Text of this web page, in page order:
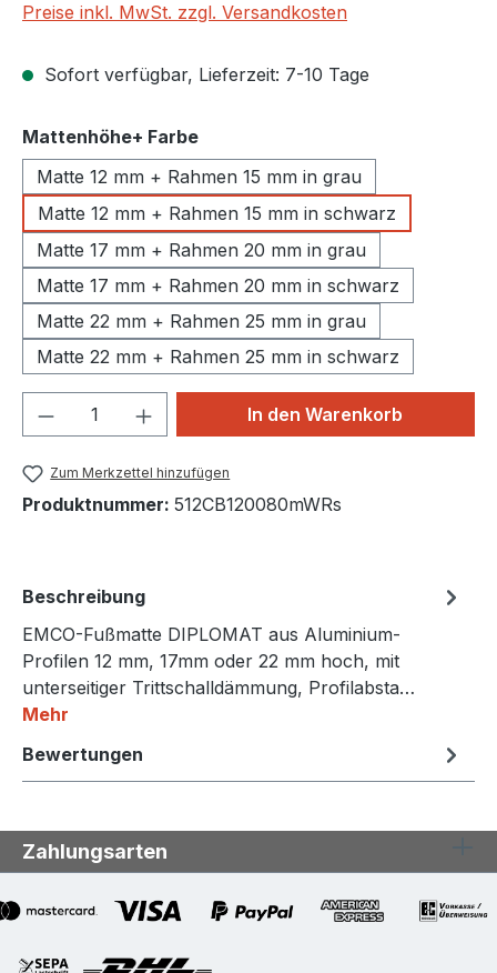
Preise inkl. MwSt. zzgl. Versandkosten
Sofort verfügbar, Lieferzeit: 7-10 Tage
Mattenhöhe+ Farbeauswählen
Matte 12 mm + Rahmen 15 mm in grau
Matte 12 mm + Rahmen 15 mm in schwarz
Matte 17 mm + Rahmen 20 mm in grau
Matte 17 mm + Rahmen 20 mm in schwarz
Matte 22 mm + Rahmen 25 mm in grau
Matte 22 mm + Rahmen 25 mm in schwarz
Produkt Anzahl: Gib denIn den Warenkorb
Zum Merkzettel hinzufügen
Produktnummer: 512CB120080mWRs
Beschreibung
EMCO-Fußmatte DIPLOMAT aus Aluminium-
Profilen 12 mm, 17mm oder 22 mm hoch, mit
unterseitiger Trittschalldämmung, Profilabsta…
Mehr
Bewertungen
Zahlungsarten